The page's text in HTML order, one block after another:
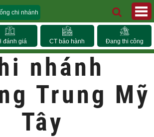
chi nhánh
đánh giá CT bảo hành Đang thi công
nhánh
Trung Mỹ
Tây